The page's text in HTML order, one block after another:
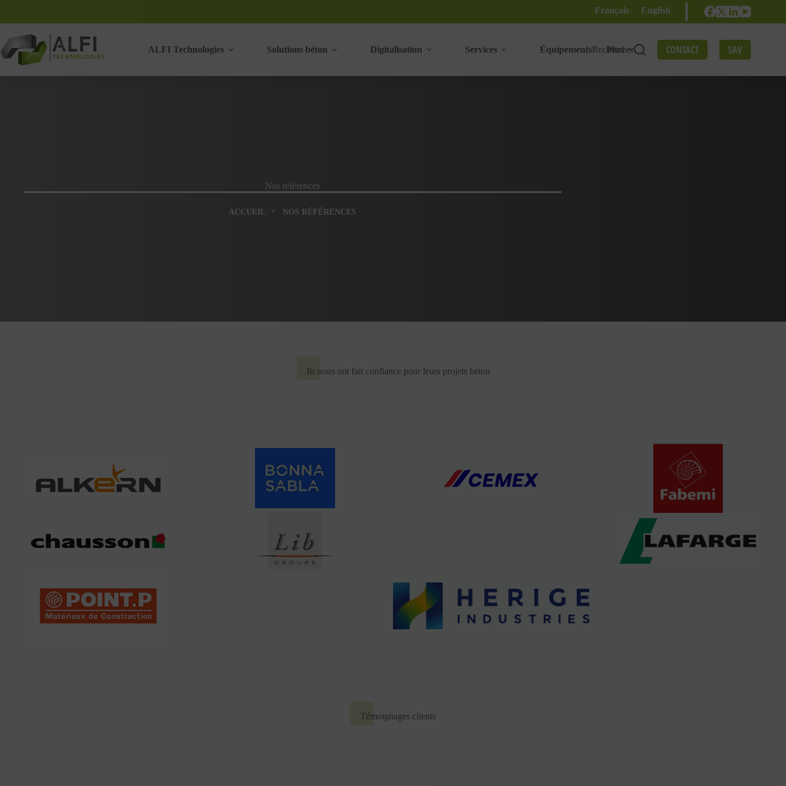
contenu
Français English
ALFI Technologies Solutions béton Digitalisation Services Équipements Plus
Rechercher CONTACT SAV
Nos références
ACCUEIL ‣ NOS RÉFÉRENCES
Ils nous ont fait confiance pour leurs projets béton
Témoignages clients